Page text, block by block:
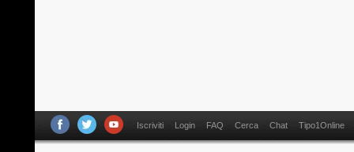
Iscriviti Login FAQ Cerca Chat Tipo1Online